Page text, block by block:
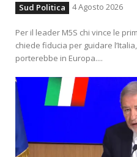
Sud Politica 4 Agosto 2026
Per il leader M5S chi vince le
chiede fiducia per guidare
porterebbe in Europa....